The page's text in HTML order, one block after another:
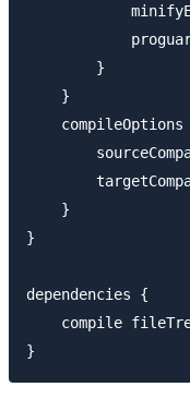
        }
    }
compileOptions
    }
}
dependencies {
compile